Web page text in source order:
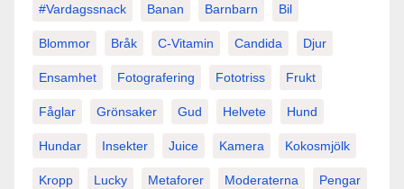
#vardagssnack Banan Barnbarn Bil
Blommor Bråk C-Vitamin Candida Djur
Ensamhet Fotografering Fototriss Frukt
Fåglar Grönsaker Gud Helvete Hund
Hundar Insekter Juice Kamera Kokosmjölk
Kropp Lucky Metaforer Moderaterna Pengar